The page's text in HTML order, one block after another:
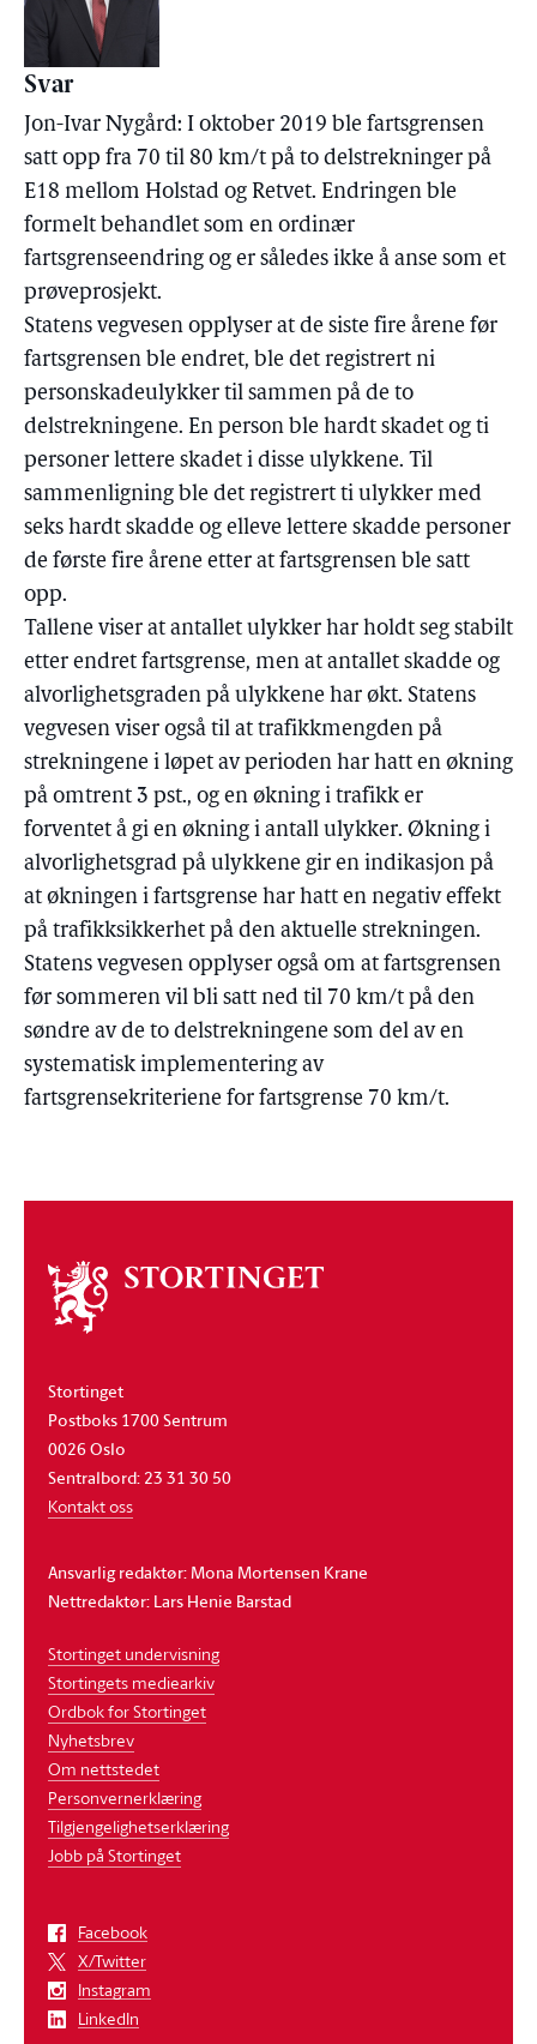
Svar
Jon-Ivar Nygård: I oktober 2019 ble fartsgrensen
satt opp fra 70 til 80 km/t på to delstrekninger på
E18 mellom Holstad og Retvet. Endringen ble
formelt behandlet som en ordinær
fartsgrenseendring og er således ikke å anse som et
prøveprosjekt.
Statens vegvesen opplyser at de siste fire årene før
fartsgrensen ble endret, ble det registrert ni
personskadeulykker til sammen på de to
delstrekningene. En person ble hardt skadet og ti
personer lettere skadet i disse ulykkene. Til
sammenligning ble det registrert ti ulykker med
seks hardt skadde og elleve lettere skadde personer
de første fire årene etter at fartsgrensen ble satt
opp.
Tallene viser at antallet ulykker har holdt seg stabilt
etter endret fartsgrense, men at antallet skadde og
alvorlighetsgraden på ulykkene har økt. Statens
vegvesen viser også til at trafikkmengden på
strekningene i løpet av perioden har hatt en økning
på omtrent 3 pst., og en økning i trafikk er
forventet å gi en økning i antall ulykker. Økning i
alvorlighetsgrad på ulykkene gir en indikasjon på
at økningen i fartsgrense har hatt en negativ effekt
på trafikksikkerhet på den aktuelle strekningen.
Statens vegvesen opplyser også om at fartsgrensen
før sommeren vil bli satt ned til 70 km/t på den
søndre av de to delstrekningene som del av en
systematisk implementering av
fartsgrensekriteriene for fartsgrense 70 km/t.
Om
stortinget
Stortinget
Postboks 1700 Sentrum
0026 Oslo
Sentralbord: 23 31 30 50
Kontakt oss
Ansvarlig redaktør: Mona Mortensen Krane
Nettredaktør: Lars Henie Barstad
Stortinget undervisning
Stortingets mediearkiv
Ordbok for Stortinget
Nyhetsbrev
Om nettstedet
Personvernerklæring
Tilgjengelighetserklæring
Jobb på Stortinget
Facebook
X/Twitter
Instagram
LinkedIn